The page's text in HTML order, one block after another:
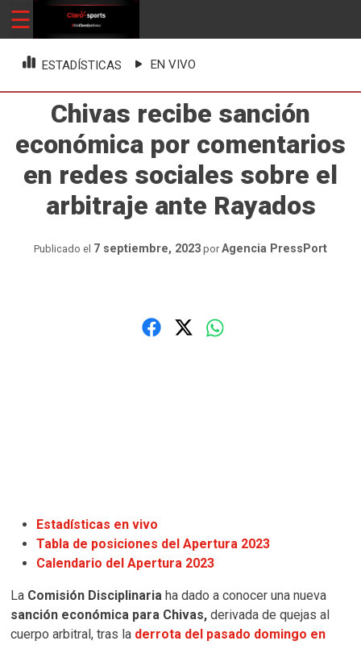
Skip
☰
ClaroSports
Más Claro que nunca
ESTADÍSTICAS EN VIVO
Chivas recibe sanción
económica por comentarios
en redes sociales sobre el
arbitraje ante Rayados
Publicado el 7 septiembre, 2023 por Agencia PressPort
Estadísticas en vivo
Tabla de posiciones del Apertura 2023
Calendario del Apertura 2023
La Comisión Disciplinaria ha dado a conocer una nueva
sanción económica para Chivas, derivada de quejas al
cuerpo arbitral, tras la derrota del pasado domingo en